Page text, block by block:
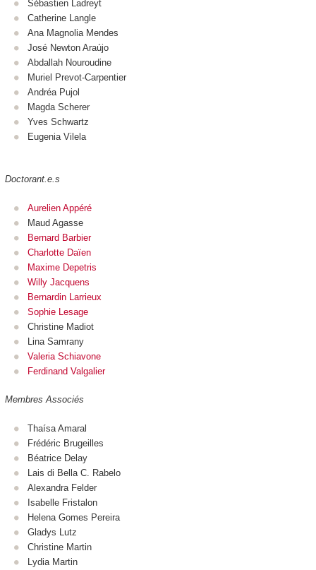
Sébastien Ladreyt
Catherine Langle
Ana Magnolia Mendes
José Newton Araújo
Abdallah Nouroudine
Muriel Prevot-Carpentier
Andréa Pujol
Magda Scherer
Yves Schwartz
Eugenia Vilela
Doctorant.e.s
Aurelien Appéré
Maud Agasse
Bernard Barbier
Charlotte Daïen
Maxime Depetris
Willy Jacquens
Bernardin Larrieux
Sophie Lesage
Christine Madiot
Lina Samrany
Valeria Schiavone
Ferdinand Valgalier
Membres Associés
Thaísa Amaral
Frédéric Brugeilles
Béatrice Delay
Lais di Bella C. Rabelo
Alexandra Felder
Isabelle Fristalon
Helena Gomes Pereira
Gladys Lutz
Christine Martin
Lydia Martin